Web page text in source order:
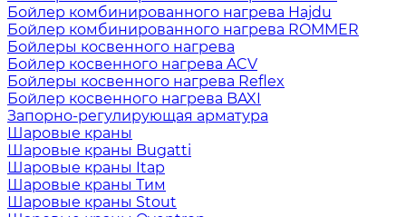
Бойлер комбинированного нагрева Hajdu
Бойлер комбинированного нагрева ROMMER
Бойлеры косвенного нагрева
Бойлер косвенного нагрева ACV
Бойлеры косвенного нагрева Reflex
Бойлер косвенного нагрева BAXI
Запорно-регулирующая арматура
Шаровые краны
Шаровые краны Bugatti
Шаровые краны Itap
Шаровые краны Тим
Шаровые краны Stout